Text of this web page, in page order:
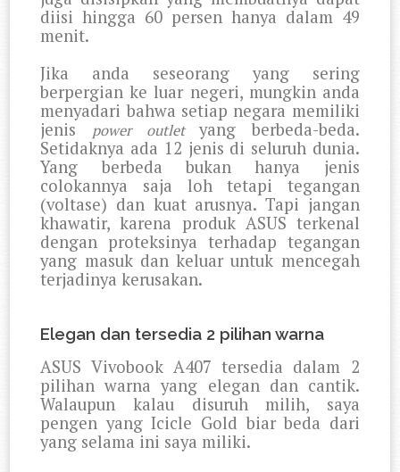
diisi hingga 60 persen hanya dalam 49
menit.
Jika anda seseorang yang sering
berpergian ke luar negeri, mungkin anda
menyadari bahwa setiap negara memiliki
jenis power outletyang berbeda-beda.
Setidaknya ada 12 jenis di seluruh dunia.
Yang berbeda bukan hanya jenis
colokannya saja loh tetapi tegangan
(voltase) dan kuat arusnya. Tapi jangan
khawatir, karena produk ASUS terkenal
dengan proteksinya terhadap tegangan
yang masuk dan keluar untuk mencegah
terjadinya kerusakan.
Elegan dan tersedia 2 pilihan warna
ASUS Vivobook A407 tersedia dalam 2
pilihan warna yang elegan dan cantik.
Walaupun kalau disuruh milih, saya
pengen yang Icicle Gold biar beda dari
yang selama ini saya miliki.